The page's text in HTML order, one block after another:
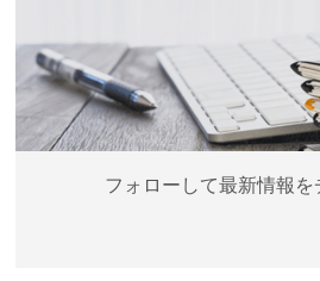
フォローして最新情報を